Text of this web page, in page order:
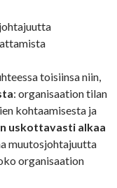
toisiinsa niin,
: organisaation tilan
kohtaamisesta ja
uskottavasti alkaa
muutosjohtajuutta
organisaation